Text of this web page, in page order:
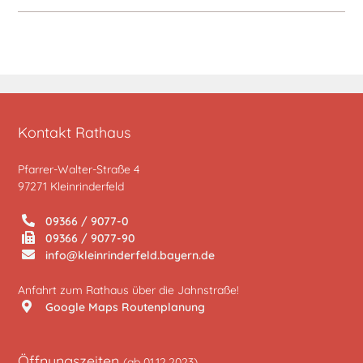
Kontakt Rathaus
Pfarrer-Walter-Straße 4
97271 Kleinrinderfeld
09366 / 9077-0
09366 / 9077-90
info@kleinrinderfeld.bayern.de
Anfahrt zum Rathaus über die Jahnstraße!
Google Maps Routenplanung